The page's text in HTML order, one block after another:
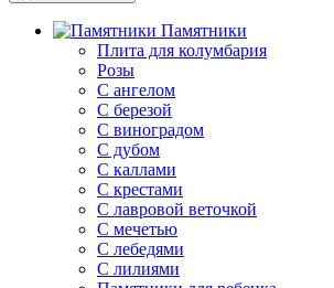
Памятники
Плита для колумбария
Розы
C ангелом
C березой
С виноградом
С дубом
С каллами
С крестами
С лавровой веточкой
С мечетью
C лебедями
С лилиями